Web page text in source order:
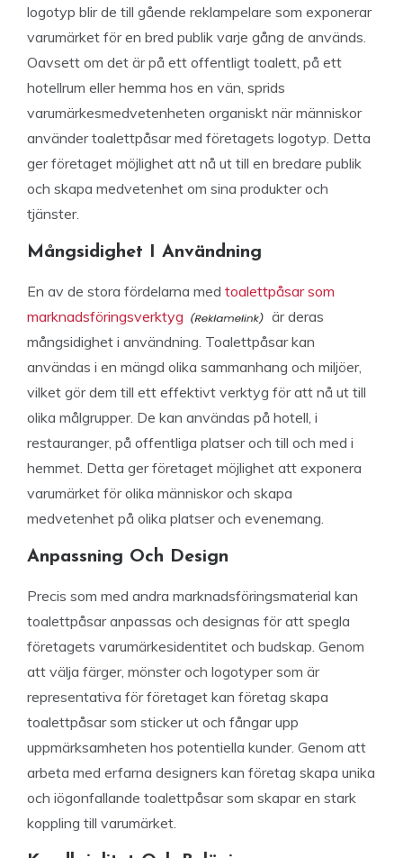
logotyp blir de till gående reklampelare som exponerar
varumärket för en bred publik varje gång de används.
Oavsett om det är på ett offentligt toalett, på ett
hotellrum eller hemma hos en vän, sprids
varumärkesmedvetenheten organiskt när människor
använder toalettpåsar med företagets logotyp. Detta
ger företaget möjlighet att nå ut till en bredare publik
och skapa medvetenhet om sina produkter och
tjänster.
Mångsidighet I Användning
En av de stora fördelarna med toalettpåsar som
marknadsföringsverktyg
är deras
mångsidighet i användning. Toalettpåsar kan
användas i en mängd olika sammanhang och miljöer,
vilket gör dem till ett effektivt verktyg för att nå ut till
olika målgrupper. De kan användas på hotell, i
restauranger, på offentliga platser och till och med i
hemmet. Detta ger företaget möjlighet att exponera
varumärket för olika människor och skapa
medvetenhet på olika platser och evenemang.
Anpassning Och Design
Precis som med andra marknadsföringsmaterial kan
toalettpåsar anpassas och designas för att spegla
företagets varumärkesidentitet och budskap. Genom
att välja färger, mönster och logotyper som är
representativa för företaget kan företag skapa
toalettpåsar som sticker ut och fångar upp
uppmärksamheten hos potentiella kunder. Genom att
arbeta med erfarna designers kan företag skapa unika
och iögonfallande toalettpåsar som skapar en stark
koppling till varumärket.